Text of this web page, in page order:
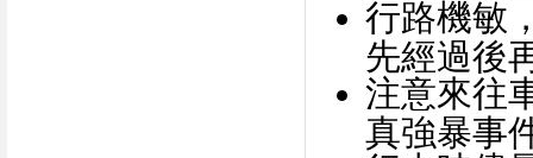
行路機敏
先經過後
注意來往
真強暴事